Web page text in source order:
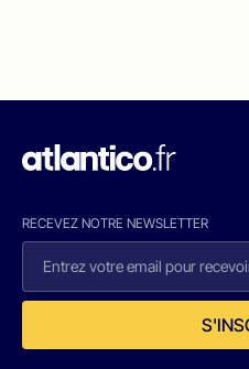
RECEVEZ NOTRE NEWSLETTER